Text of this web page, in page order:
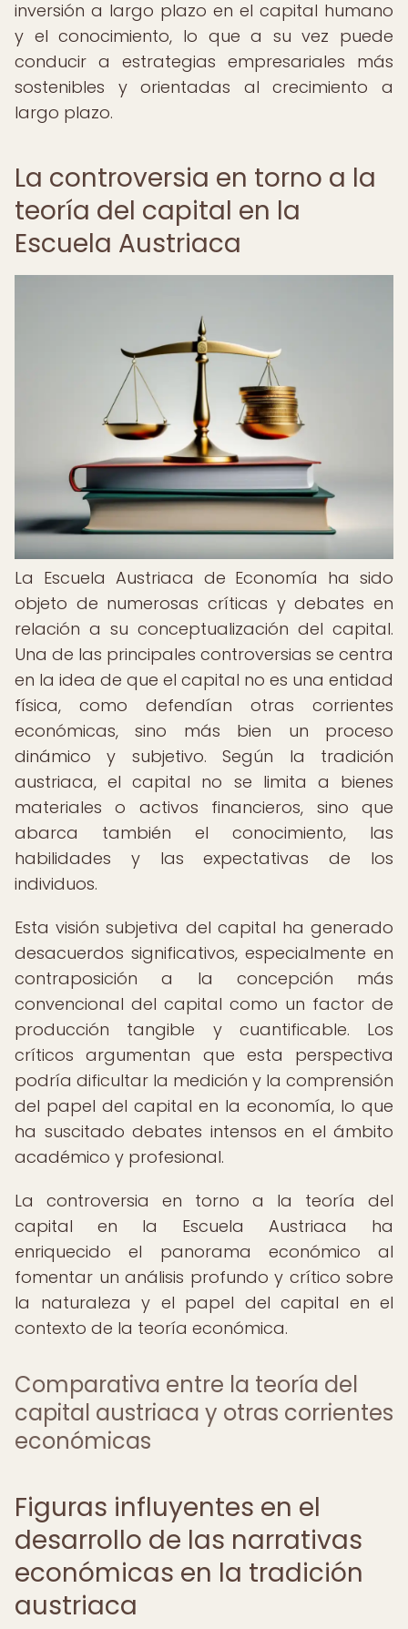
inversión a largo plazo en el capital humano
y el conocimiento, lo que a su vez puede
conducir a estrategias empresariales más
sostenibles y orientadas al crecimiento a
largo plazo.
La controversia en torno a la
teoría del capital en la
Escuela Austriaca
La Escuela Austriaca de Economía ha sido
objeto de numerosas críticas y debates en
relación a su conceptualización del capital.
Una de las principales controversias se centra
en la idea de que el capital no es una entidad
física, como defendían otras corrientes
económicas, sino más bien un proceso
dinámico y subjetivo. Según la tradición
austriaca, el capital no se limita a bienes
materiales o activos financieros, sino que
abarca también el conocimiento, las
habilidades y las expectativas de los
individuos.
Esta visión subjetiva del capital ha generado
desacuerdos significativos, especialmente en
contraposición a la concepción más
convencional del capital como un factor de
producción tangible y cuantificable. Los
críticos argumentan que esta perspectiva
podría dificultar la medición y la comprensión
del papel del capital en la economía, lo que
ha suscitado debates intensos en el ámbito
académico y profesional.
La controversia en torno a la teoría del
capital en la Escuela Austriaca ha
enriquecido el panorama económico al
fomentar un análisis profundo y crítico sobre
la naturaleza y el papel del capital en el
contexto de la teoría económica.
Comparativa entre la teoría del
capital austriaca y otras corrientes
económicas
Figuras influyentes en el
desarrollo de las narrativas
económicas en la tradición
austriaca